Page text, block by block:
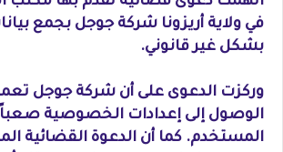
في ولاية أريزونا شركة جوجل بجمع
بشكل غير قانوني.
وركزت الدعوى على أن شركة جوجل
الوصول إلى إعدادات الخصوصية صعباً
المستخدم. كما أن الدعوة القضائية